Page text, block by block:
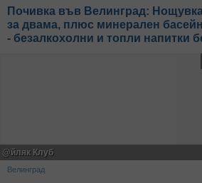
Почивка във Велинград:
за двама, плюс минерален
- безалкохолни и топли напитки
@йляк Клуб
Велинград